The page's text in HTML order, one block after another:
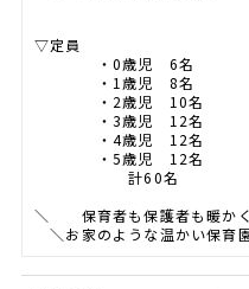
▽定員
・0歳児 6名
・1歳児 8名
・2歳児 10名
・3歳児 12名
・4歳児 12名
・5歳児 12名
計60名
＼ 保育者も保護者も
＼お家のような温かい保育